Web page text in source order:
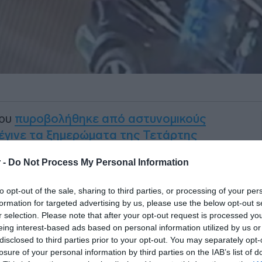
- Do Not Process My Personal Information
opt-out of the sale, sharing to third parties, or processing of your
for targeted advertising by us, please use the below opt-out
selection. Please note that after your opt-out request is processed
interest-based ads based on personal information utilized by us
to third parties prior to your opt-out. You may separately
of your personal information by third parties on the IAB’s list of
πυροβολήθηκε από αστυνομικούς
τα ξημερώματα της Τετάρτης
να τον σταματήσουν για